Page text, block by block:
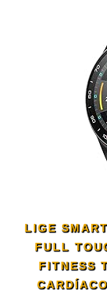
LIGE
FULL
FITNESS